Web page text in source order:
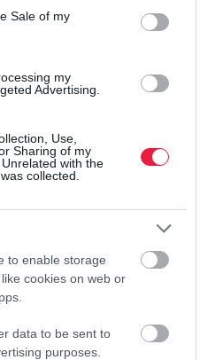
Sale of my
my
Advertising.
Use,
Sharing of my
with the
collected.
to enable storage
cookies on web or
data to be sent to
purposes.
világ a pénzmosás elleni
forintnyi büntetést szabtak ki
hez képest.